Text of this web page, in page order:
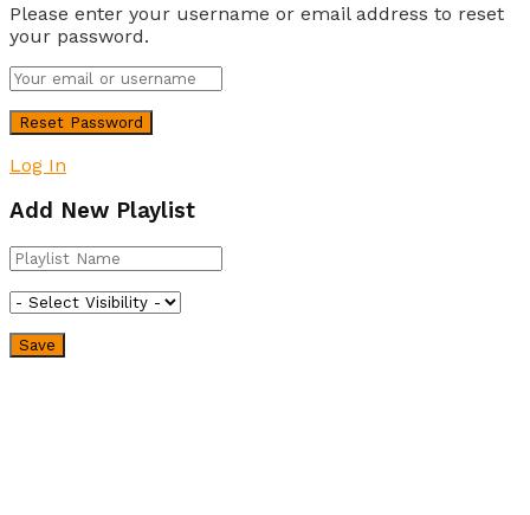
Please enter your username or email address to reset
your password.
Log In
Add New Playlist